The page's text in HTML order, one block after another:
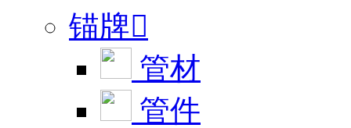
锚牌
管材
管件